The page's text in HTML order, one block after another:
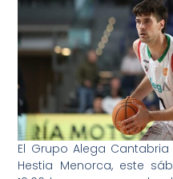
El Grupo Alega
Hestia Menorca, este